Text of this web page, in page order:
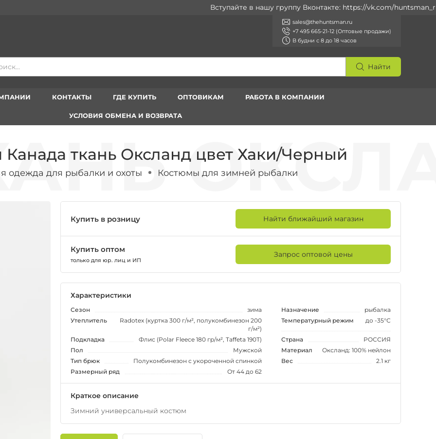
Вступайте в нашу группу Вконтакте: https://vk.com/huntsman_ru
sales@thehuntsman.ru
+7 495 665-21-12 (Оптовые продажи)
В будни с 8 до 18 часов
Найти
КОНТАКТЫ ГДЕ КУПИТЬ ОПТОВИКАМ РАБОТА В КОМПАНИИ
УСЛОВИЯ ОБМЕНА И ВОЗВРАТА
ткань Оксланд цвет Хаки/Черный
одежда для рыбалки и охоты Костюмы для зимней рыбалки
Купить в розницу Найти ближайший магазин
Купить оптом
только для юр. лиц и ИП
Запрос оптовой цены
Характеристики
Сезон зима Назначение
рыбалка
Утеплитель
Radotex (куртка 300 г/м², полукомбинезон 200
г/м²)
Температурный режим до -35°С
Подкладка Флис (Polar Fleece 180 гр/м², Taffeta 190T) Страна
РОССИЯ
Пол
Мужской Материал
Оксланд: 100% нейлон
Тип брюк
Полукомбинезон с укороченной спинкой Вес
2.1 кг
Размерный ряд
От 44 до 62
Краткое описание
Зимний универсальный костюм